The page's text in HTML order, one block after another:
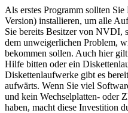
Als erstes Programm sollten
Version) installieren, um alle
Sie bereits Besitzer von NVDI,
dem unweigerlichen Problem,
bekommen sollen. Auch hier
Hilfe bitten oder ein
Diskettenlaufwerke gibt es
aufwärts. Wenn Sie viel
und kein Wechselplatten- oder
haben, macht diese Investition